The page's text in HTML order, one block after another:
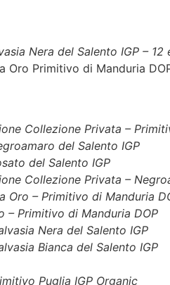
Nera del Salento IGP –
Oro Primitivo di Manduria
Collezione Privata –
del Salento IGP
del Salento IGP
Collezione Privata –
Oro – Primitivo di Manduria
– Primitivo di Manduria DOP
Nera del Salento IGP
Bianca del Salento IGP
Puglia IGP Organic